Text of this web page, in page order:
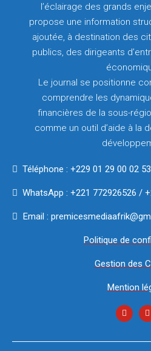
l’éclairage des grands
propose une information
ajoutée, à destination des
publics, des dirigeants
Le journal se positionne
comprendre les
financières de la sous-
comme un outil d’aide à la
Téléphone : +229 01 29 00 02 53
WhatsApp : +221 772926526 /
Email :
Politique de
Gestion des
Mention